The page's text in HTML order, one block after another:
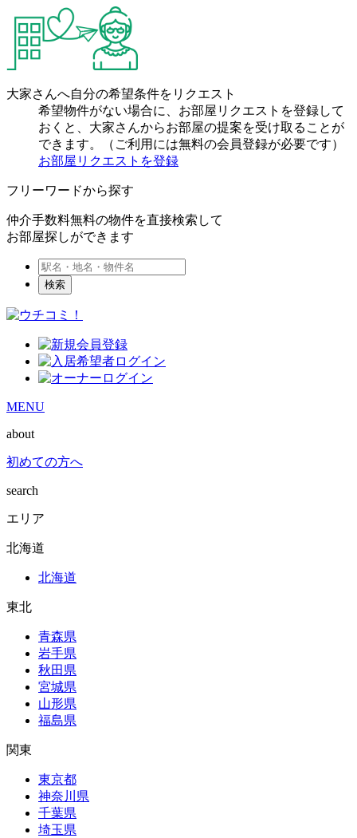
大家さんへ自分の希望条件をリクエスト
希望物件がない場合に、お部屋リクエストを登録して
おくと、大家さんからお部屋の提案を受け取ることが
できます。（ご利用には無料の会員登録が必要です）
お部屋リクエストを登録
フリーワードから探す
仲介手数料無料の物件を直接検索して
お部屋探しができます
検索
MENU
about
初めての方へ
search
エリア
北海道
北海道
東北
青森県
岩手県
秋田県
宮城県
山形県
福島県
関東
東京都
神奈川県
千葉県
埼玉県